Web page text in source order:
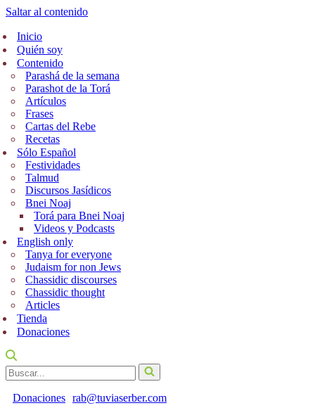
Saltar al contenido
Inicio
Quién soy
Contenido
Parashá de la semana
Parashot de la Torá
Artículos
Frases
Cartas del Rebe
Recetas
Sólo Español
Festividades
Talmud
Discursos Jasídicos
Bnei Noaj
Torá para Bnei Noaj
Videos y Podcasts
English only
Tanya for everyone
Judaism for non Jews
Chassidic discourses
Chassidic thought
Articles
Tienda
Donaciones
Buscar...
Donaciones rab@tuviaserber.com